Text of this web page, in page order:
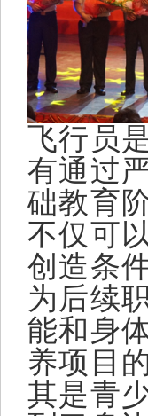
飞行员
有通过
础教育
不仅可
创造条
为后续
能和身
养项目
其是青